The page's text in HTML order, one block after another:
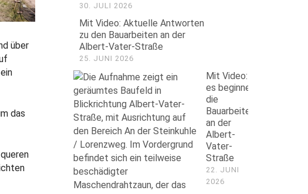
über
das
30. JULI 2026
Mit Video: Aktuelle Antworten
zu den Bauarbeiten an der
Albert-Vater-Straße
25. JUNI 2026
Mit Video:
es beginnen
die
Bauarbeiten
an der
Albert-
Vater-
Straße
22. JUNI
2026